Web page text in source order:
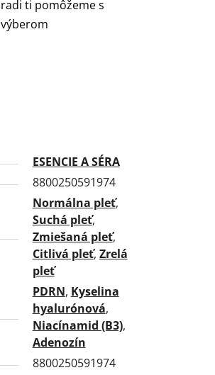
radi ti pomôžeme s
výberom
ESENCIE A SÉRA
8800250591974
Normálna pleť,
Suchá pleť,
Zmiešaná pleť,
Citlivá pleť, Zrelá
pleť
PDRN, Kyselina
hyalurónová,
Niacínamid (B3),
Adenozín
8800250591974